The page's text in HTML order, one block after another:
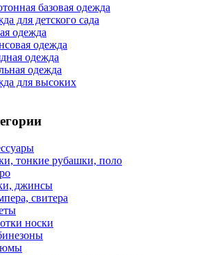
базовая одежда
для детского сада
одежда
одежда
одежда
одежда
для высоких
тонкие рубашки, поло
джинсы
свитера
носки